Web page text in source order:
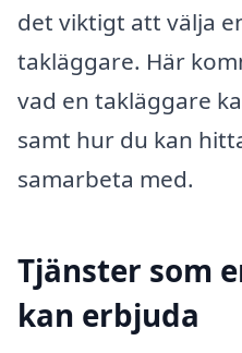
det viktigt att välja
takläggare. Här
vad en takläggare
samt hur du kan
samarbeta med.
Tjänster som
kan erbjuda